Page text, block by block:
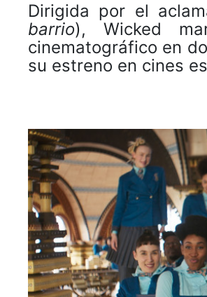
Dirigida por el
barrio), Wicked
cinematográfico en
su estreno en cines